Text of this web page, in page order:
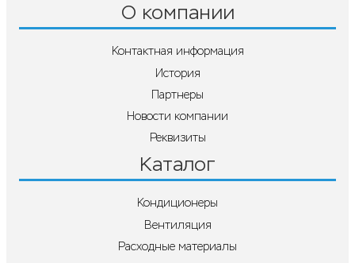
Каталог
Кондиционеры
Вентиляция
Расходные материалы
О компании
Контактная информация
История
Партнеры
Новости компании
Реквизиты